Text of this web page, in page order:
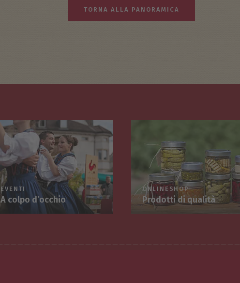
TORNA ALLA PANORAMICA
EVENTI
A colpo d’occhio
ONLINESHOP
Prodotti di qualità